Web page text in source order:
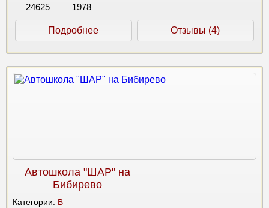
24625 1978
Подробнее Отзывы (4)
Автошкола "ШАР" на
Бибирево
Категории: B